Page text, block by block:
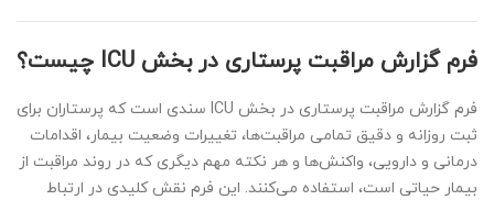
فرم گزارش مراقبت پرستاری در بخش ICU چیست؟
فرم گزارش مراقبت پرستاری در بخش ICU سندی است که پرستاران برای
ثبت روزانه و دقیق تمامی مراقبت‌ها، تغییرات وضعیت بیمار، اقدامات
درمانی و دارویی، واکنش‌ها و هر نکته مهم دیگری که در روند مراقبت از
بیمار حیاتی است، استفاده می‌کنند. این فرم نقش کلیدی در ارتباط